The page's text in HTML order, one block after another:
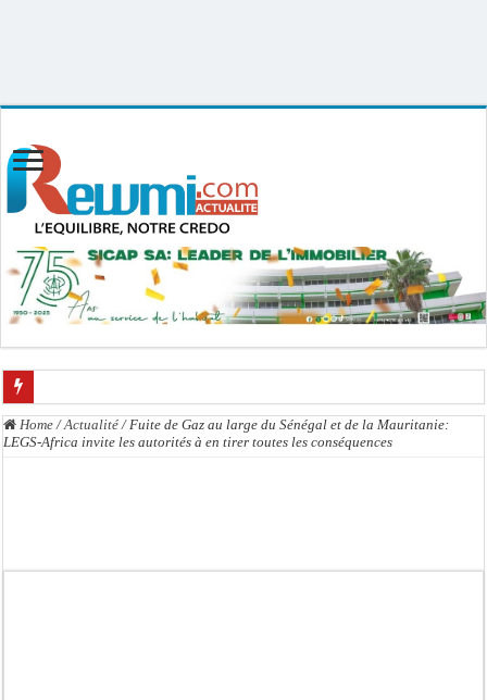
La communauté mouride en deuil : Sokhna Mame Amy Mbacké, fille de
Home / Actualité / Fuite de Gaz au large du Sénégal et de la Mauritanie:
LEGS-Africa invite les autorités à en tirer toutes les conséquences